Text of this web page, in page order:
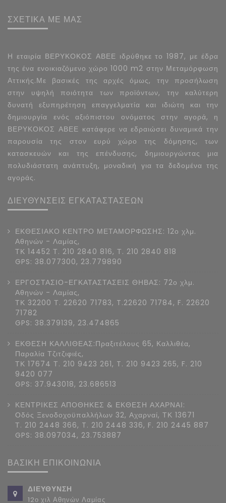
ΣΧΕΤΙΚΑ ΜΕ ΜΑΣ
Η εταιρία ΒΕΡΥΚΟΚΟΣ ΑΒΕΕ ιδρύθηκε το 1987, με έδρα
της ένα ενοικιαζόμενο χώρο 1000 m2 στην Μεταμόρφωση
Αττικής.Με βασικές της αρχές όμως, την προσήλωση
στην υψηλή ποιότητα των προϊόντων, την καλύτερη
δυνατή εξυπηρέτηση επαγγελματία και ιδιώτη και την
δημιουργία ενός αξιόπιστου ονόματος στην αγορά, η
ΒΕΡΥΚΟΚΟΣ ΑΒΕΕ κατάφερε να εδραιώσει δυναμικά την
παρουσία της στον ευρύ χώρο της δόμησης, των
κατασκευών και της επένδυσης, δημιουργώντας μια
πολυδιάστατη ανάπτυξη, μοναδική για τα δεδομένα της
αγοράς.
ΔΙΕΥΘΥΝΣΕΙΣ ΕΓΚΑΤΑΣΤΑΣΕΩΝ
ΕΚΘΕΣΙΑΚΟ ΚΕΝΤΡΟ ΜΕΤΑΜΟΡΦΩΣΗΣ: 12ο χλμ.
Αθηνών - Λαμίας,
ΤΚ 14452 Τ. 210 2840 816, Τ. 210 2840 818
GPS: 38.077300, 23.779890
ΕΡΓΟΣΤΑΣΙΟ-ΕΓΚΑΤΑΣΤΑΣΕΙΣ ΘΗΒΑΣ: 72ο χλμ.
Αθηνών - Λαμίας,
ΤΚ 32200 Τ. 22620 71783, T.22620 71784, F. 22620
71782
GPS: 38.379139, 23.474865
ΕΚΘΕΣΗ ΚΑΛΛΙΘΕΑΣ:Πραξιτέλους 65, Καλλιθέα,
Παραλία Τζιτζιφιές,
ΤΚ 17674 Τ. 210 9423 261, T. 210 9423 265, F. 210
9420 077
GPS: 37.943018, 23.686513
ΚΕΝΤΡΙΚΕΣ ΑΠΟΘΗΚΕΣ & ΕΚΘΕΣΗ ΑΧΑΡΝΑΙ:
Οδός Ξενοδοχοϋπαλλήλων 32, Αχαρναί, ΤΚ 13671
Τ. 210 2448 366, T. 210 2448 336, F. 210 2445 887
GPS: 38.097034, 23.753887
ΒΑΣΙΚΗ ΕΠΙΚΟΙΝΩΝΙΑ
ΔΙΕΥΘΥΝΣΗ
12ο χιλ Αθηνών Λαμίας